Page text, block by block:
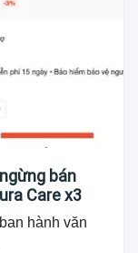
bán
Care x3
hành văn